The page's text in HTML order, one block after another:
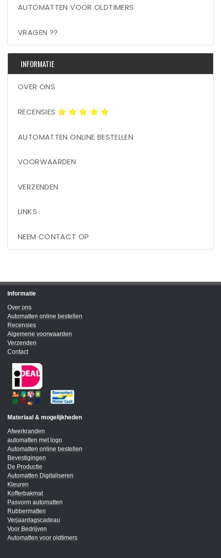
AUTOMATTEN VOOR OLDTIMERS
VRAGEN ??
INFORMATIE
OVER ONS
RECENSIES
AUTOMATTEN ONLINE BESTELLEN
VOORWAARDEN
VERZENDEN
LINKS
NEEM CONTACT OP
Informatie
Over ons
Automatten online bestellen
Recensies
Algemene voorwaarden
Verzenden
Contact
Materiaal & mogelijkheden
Afwerkranden
automatten met logo
Automatten online bestellen
Bevestigingen
De Productie
Automatten Digitaliseren
Kleuren
Kofferbakmat
Pasvorm automatten
Rubbermatten
Verjaardagscadeau
Voor Bedrijven
Automatten voor oldtimers